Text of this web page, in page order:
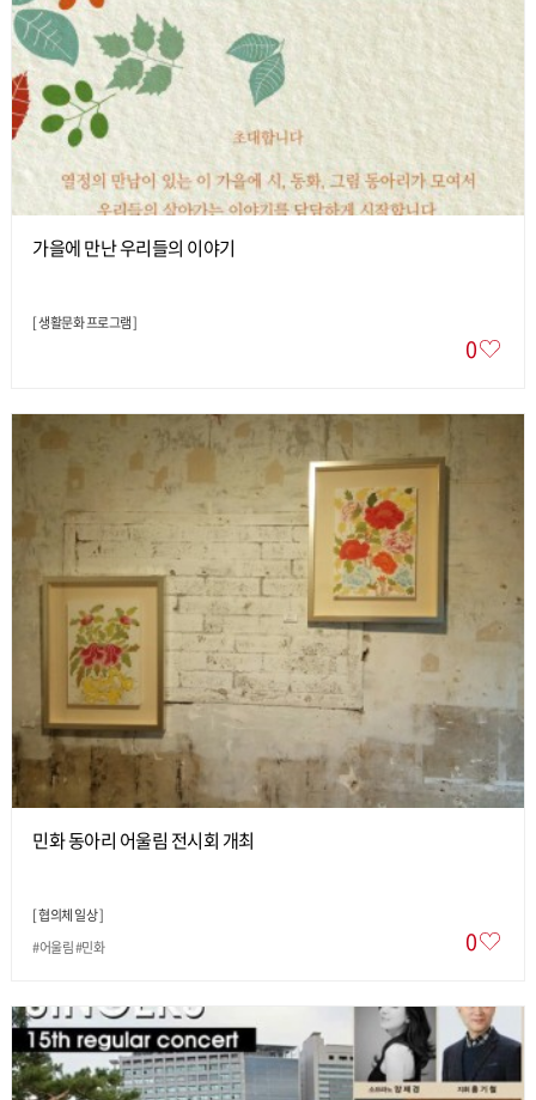
가을에 만난 우리들의 이야기
[생활문화 프로그램]
0
민화 동아리 어울림 전시회 개최
[협의체 일상]
#어울림 #민화
0